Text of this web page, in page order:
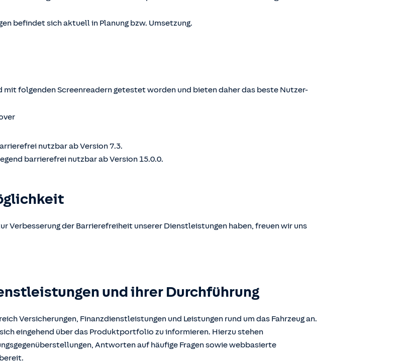
befindet sich aktuell in Planung bzw. Umsetzung.
mit folgenden Screenreadern getestet worden und bieten daher das beste Nutzer-
nutzbar ab Version 7.3.
barrierefrei nutzbar ab Version 15.0.0.
Verbesserung der Barrierefreiheit unserer Dienstleistungen haben, freuen wir uns
und ihrer Durchführung
Versicherungen, Finanzdienstleistungen und Leistungen rund um das Fahrzeug an.
eingehend über das Produktportfolio zu informieren. Hierzu stehen
Antworten auf häufige Fragen sowie webbasierte